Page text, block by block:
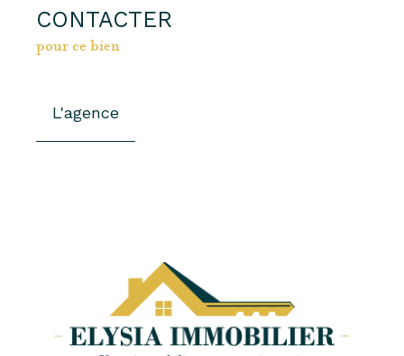
CONTACTER
pour ce bien
L'agence